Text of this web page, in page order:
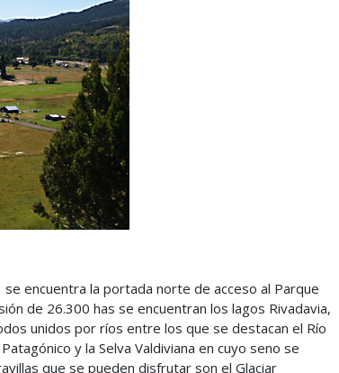
encuentra la portada norte de acceso al Parque
de 26.300 has se encuentran los lagos Rivadavia,
unidos por ríos entre los que se destacan el Río
y la Selva Valdiviana en cuyo seno se
que se pueden disfrutar son el Glaciar